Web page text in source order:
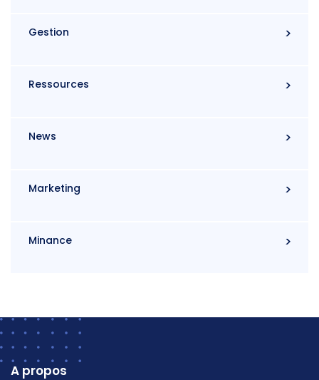
Gestion
Ressources
News
Marketing
Minance
A propos